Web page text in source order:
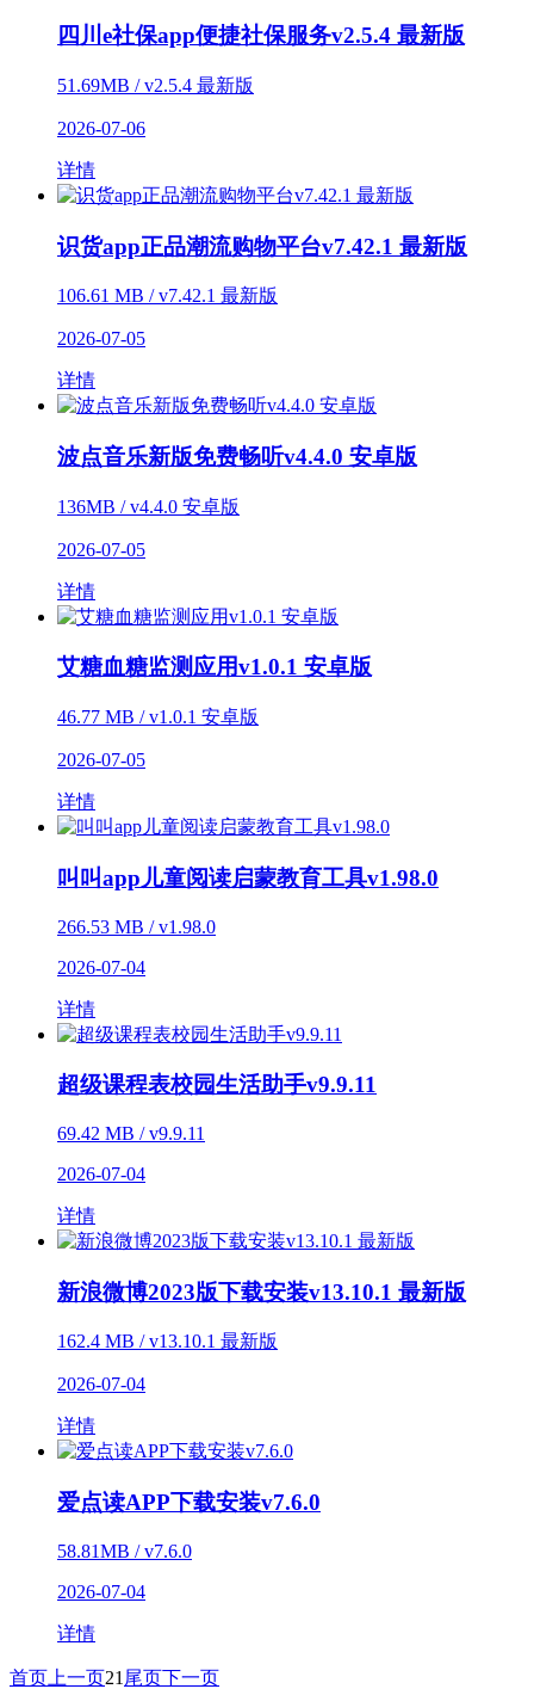
四川e社保app便捷社保服务v2.5.4 最新版
51.69MB / v2.5.4 最新版
2026-07-06
详情
识货app正品潮流购物平台v7.42.1 最新版
106.61 MB / v7.42.1 最新版
2026-07-05
详情
波点音乐新版免费畅听v4.4.0 安卓版
136MB / v4.4.0 安卓版
2026-07-05
详情
艾糖血糖监测应用v1.0.1 安卓版
46.77 MB / v1.0.1 安卓版
2026-07-05
详情
叫叫app儿童阅读启蒙教育工具v1.98.0
266.53 MB / v1.98.0
2026-07-04
详情
超级课程表校园生活助手v9.9.11
69.42 MB / v9.9.11
2026-07-04
详情
新浪微博2023版下载安装v13.10.1 最新版
162.4 MB / v13.10.1 最新版
2026-07-04
详情
爱点读APP下载安装v7.6.0
58.81MB / v7.6.0
2026-07-04
详情
首页 上一页21 尾页下一页